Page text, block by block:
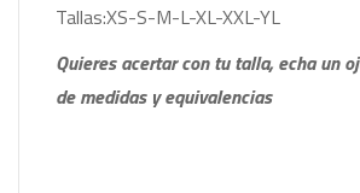
Tallas:XS-S-M-L-XL-XXL-YL
Quieres acertar con tu talla, echa un
de medidas y equivalencias